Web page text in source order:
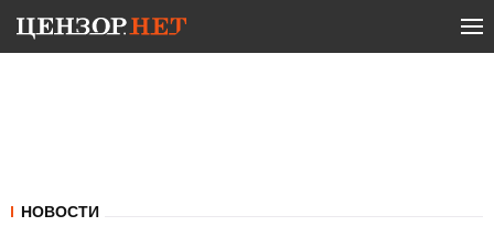
НОВОСТИ